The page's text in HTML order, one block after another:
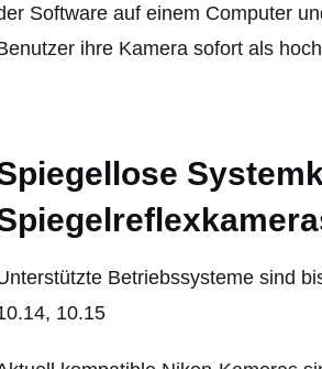
Software auf einem Computer
ihre Kamera sofort als
Betriebssysteme sind
10.15